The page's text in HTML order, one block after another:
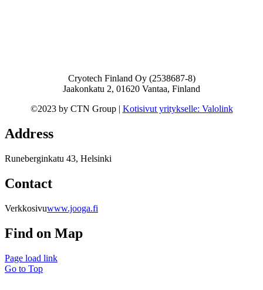
Cryotech Finland Oy (2538687-8)
Jaakonkatu 2, 01620 Vantaa, Finland
©2023 by CTN Group | Kotisivut yritykselle: Valolink
Address
Runeberginkatu 43, Helsinki
Contact
Verkkosivuwww.jooga.fi
Find on Map
Page load link
Go to Top